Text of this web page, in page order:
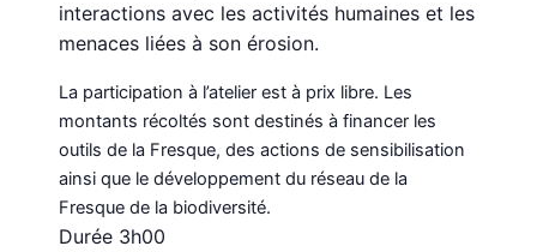
interactions avec les activités humaines et les
menaces liées à son érosion.
La participation à l’atelier est à prix libre. Les
montants récoltés sont destinés à financer les
outils de la Fresque, des actions de sensibilisation
ainsi que le développement du réseau de la
Fresque de la biodiversité.
Durée 3h00